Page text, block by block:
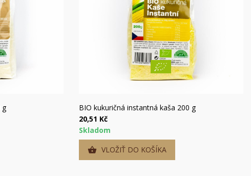
g
Rýchly náhľad
BIO kukuričná instantná kaša 200 g
20,51 Kč
Skladom
 VLOŽIŤ DO KOŠÍKA